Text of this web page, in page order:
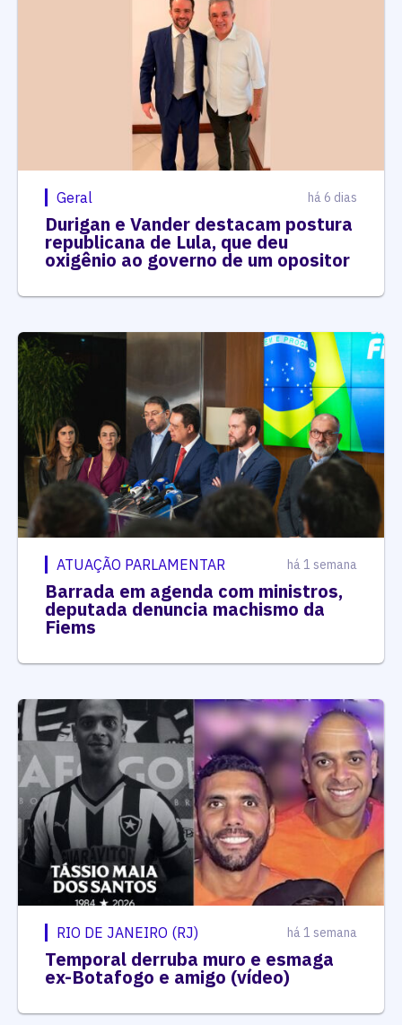
Geral há 6 dias
Durigan e Vander destacam postura
republicana de Lula, que deu
oxigênio ao governo de um opositor
ATUAÇÃO PARLAMENTAR há 1 semana
Barrada em agenda com ministros,
deputada denuncia machismo da
Fiems
RIO DE JANEIRO (RJ) há 1 semana
Temporal derruba muro e esmaga
ex-Botafogo e amigo (vídeo)